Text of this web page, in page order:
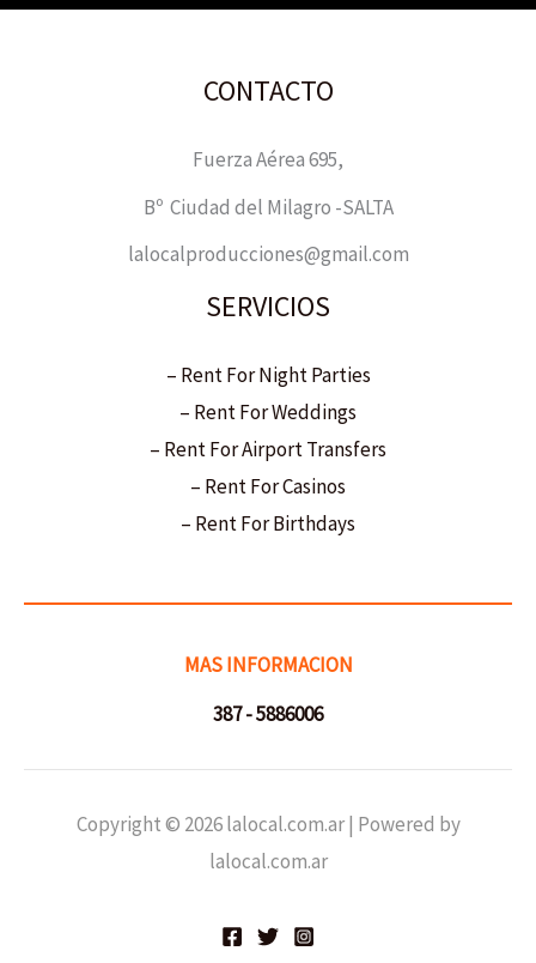
CONTACTO
Fuerza Aérea 695,
Bº Ciudad del Milagro -SALTA
lalocalproducciones@gmail.com
SERVICIOS
– Rent For Night Parties
– Rent For Weddings
– Rent For Airport Transfers
– Rent For Casinos
– Rent For Birthdays
MAS INFORMACION
387 - 5886006
Copyright © 2026 lalocal.com.ar | Powered by
lalocal.com.ar